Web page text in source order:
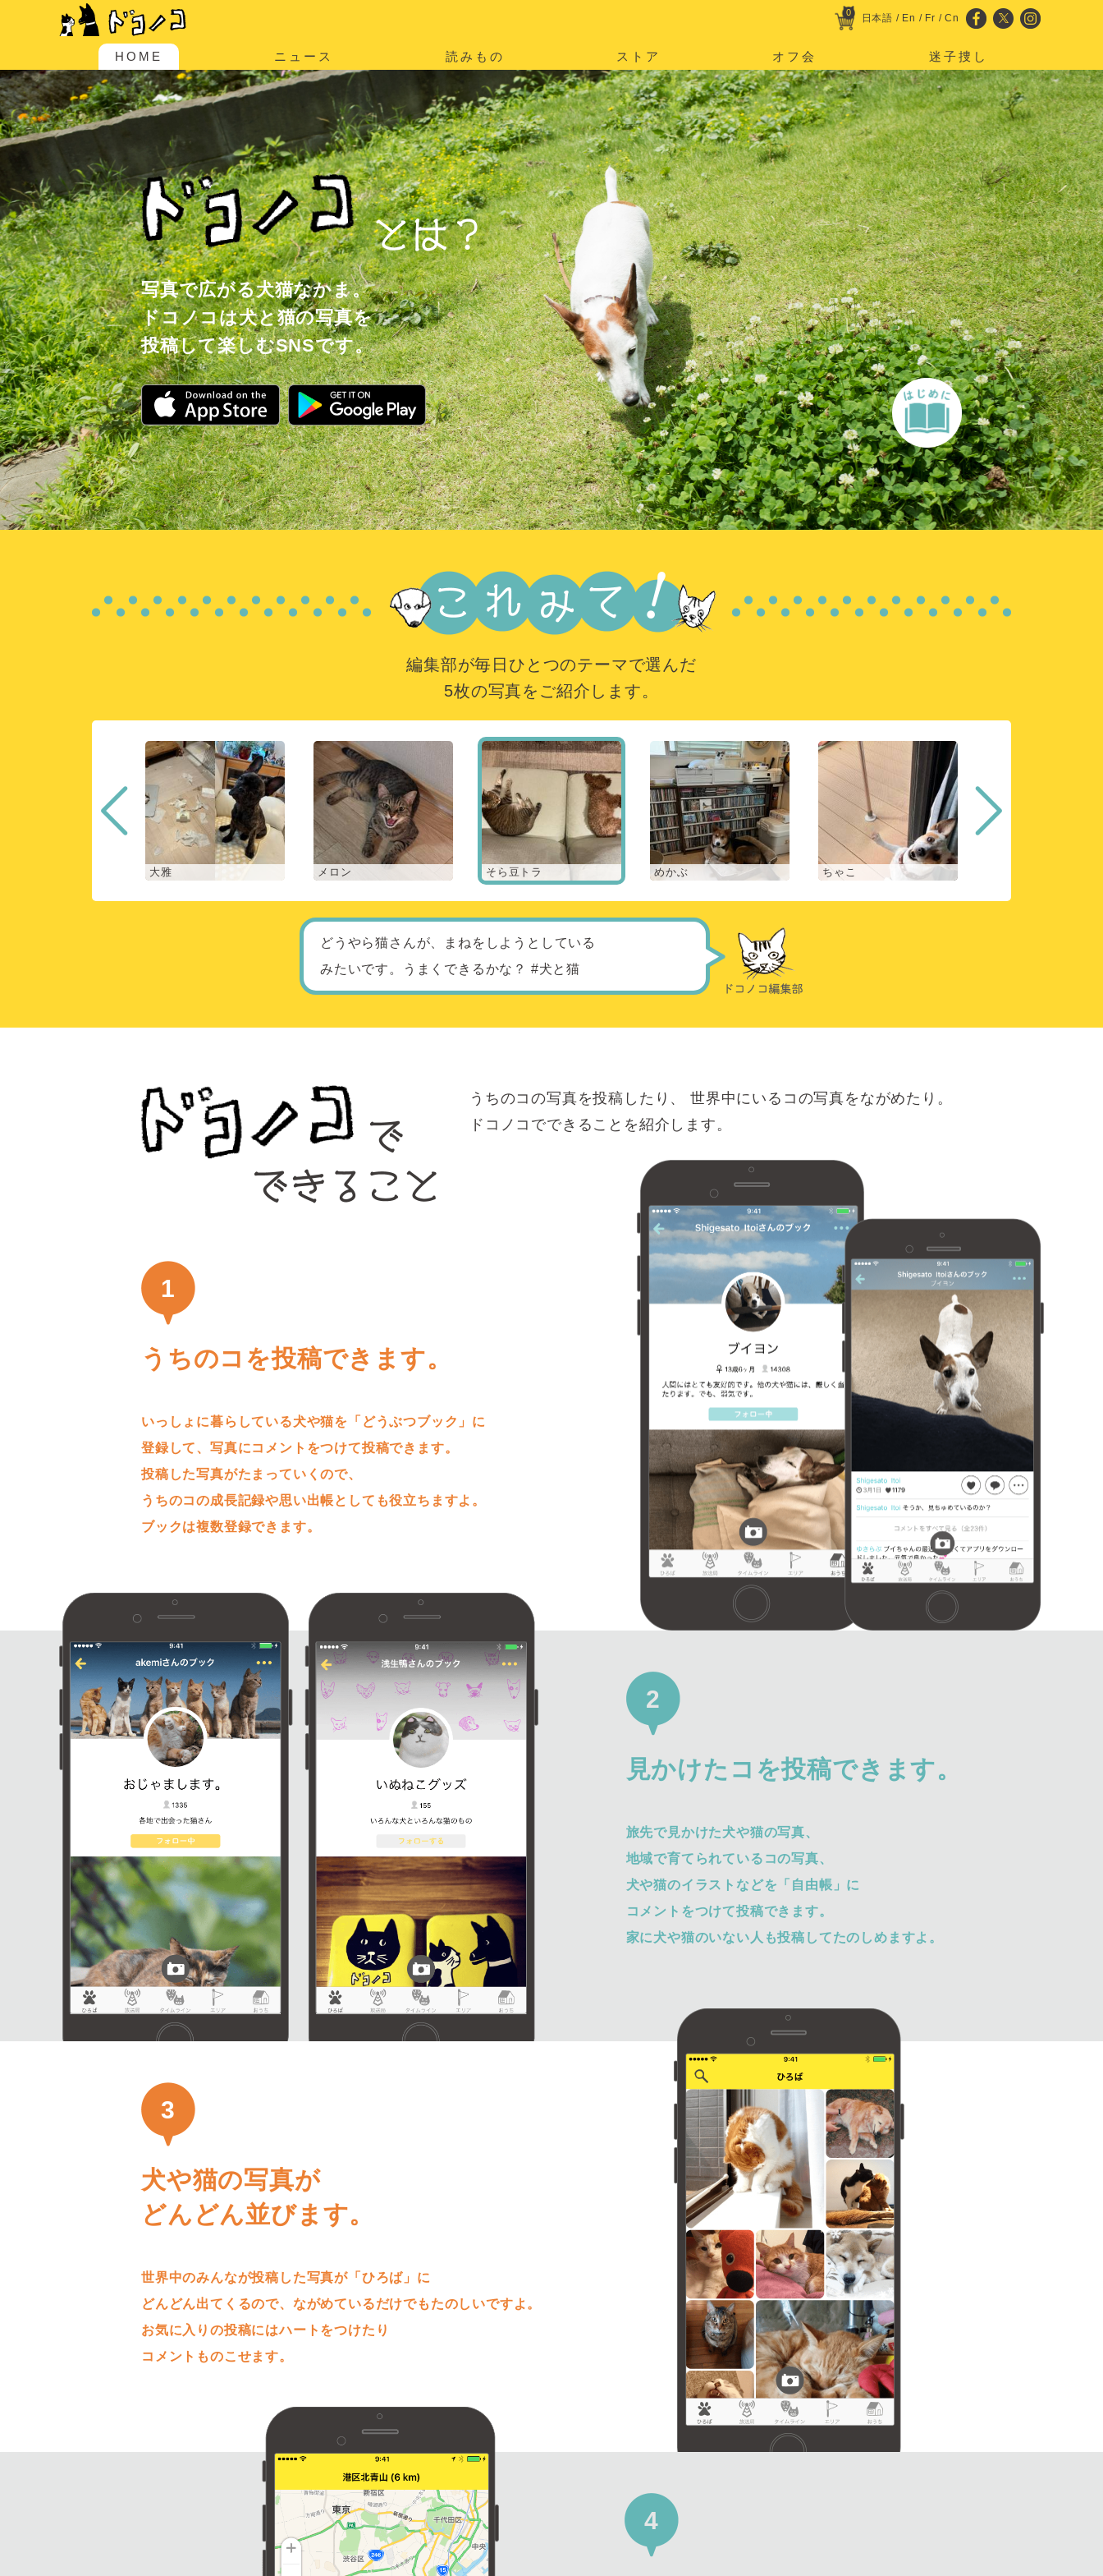
0 日本語 / En / Fr /Cn
HOME ニュース 読みもの ストア オフ会 迷子捜し
写真で広がる犬猫なかま。
ドコノコは犬と猫の写真を
投稿して楽しむSNSです。
編集部が毎日ひとつのテーマで選んだ
5枚の写真をご紹介します。
大雅 メロン そら豆トラ めかぶ ちゃこ
どうやら猫さんが、まねをしようとしている
みたいです。うまくできるかな？ #犬と猫
うちのコの写真を投稿したり、
世界中にいるコの写真をながめたり。
ドコノコでできることを紹介します。
1
うちのコを投稿できます。
いっしょに暮らしている犬や猫を「どうぶつブック」に
登録して、写真にコメントをつけて投稿できます。
投稿した写真がたまっていくので、
うちのコの成長記録や思い出帳としても役立ちますよ。
ブックは複数登録できます。
2
見かけたコを投稿できます。
旅先で見かけた犬や猫の写真、
地域で育てられているコの写真、
犬や猫のイラストなどを「自由帳」に
コメントをつけて投稿できます。
家に犬や猫のいない人も投稿してたのしめますよ。
3
犬や猫の写真が
どんどん並びます。
世界中のみんなが投稿した写真が「ひろば」に
どんどん出てくるので、ながめているだけでもたのしいですよ。
お気に入りの投稿にはハートをつけたり
コメントものこせます。
4